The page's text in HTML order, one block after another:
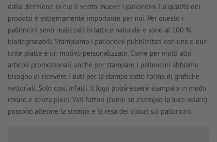
dalla direzione in cui il vento muove i palloncini. La qualità dei
prodotti è estremamente importante per noi. Per questo i
palloncini sono realizzati in lattice naturale e sono al 100 %
biodegradabili. Stampiamo i palloncini pubblicitari con una o due
tinte piatte e un motivo personalizzato. Come per molti altri
articoli promozionali, anche per stampare i palloncini abbiamo
bisogno di ricevere i dati per la stampa sotto forma di grafiche
vettoriali. Solo così, infatti, il logo potrà essere stampato in modo
chiaro e senza pixel. Vari fattori (come ad esempio la luce solare)
possono alterare la stampa e la resa dei colori sui palloncini.